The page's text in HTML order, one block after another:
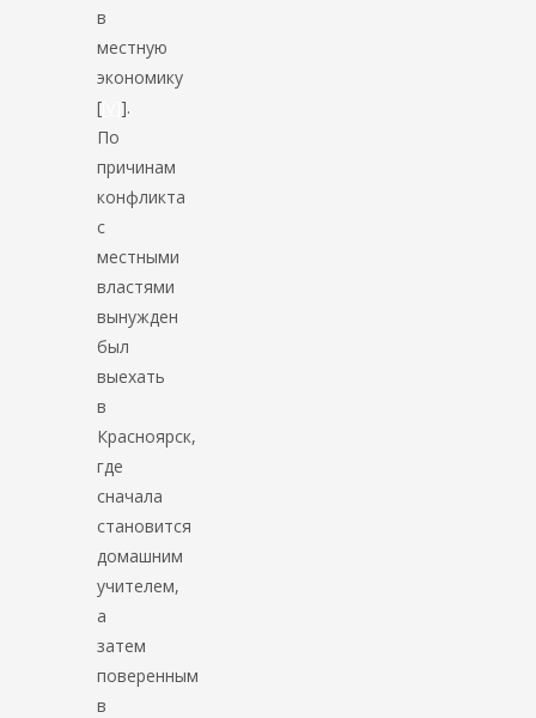
в
местную
экономику
[ [v]].
По
причинам
конфликта
с
местными
властями
вынужден
был
выехать
в
Красноярск,
где
сначала
становится
домашним
учителем,
а
затем
поверенным
в